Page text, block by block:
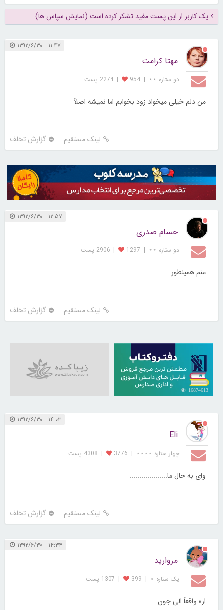
یک کاربر از این پست مفید تشکر کرده است (نمایش سپاس ها)
۱۱:۴۷ ۱۳۹۲/۶/۳۰
مهتا کرامت
دو ستاره ⋆⋆ |
954
| 2274 پست
من دلم خیلی میخواد زود بخوابم اما نمیشه اصلاً
لینک مستقیم گزارش تخلف
۱۲:۵۷ ۱۳۹۲/۶/۳۰
حسام صدری
دو ستاره ⋆⋆ |
1297
| 2906 پست
منم همینطور
لینک مستقیم گزارش تخلف
16874613
۱۴:۰۳ ۱۳۹۲/۶/۳۰
Eli
چهار ستاره ⋆⋆⋆⋆ |
3776
| 4308 پست
وای به حال ما...................
لینک مستقیم گزارش تخلف
۱۴:۳۴ ۱۳۹۲/۶/۳۰
مروارید
یک ستاره ⋆ |
399
| 1307 پست
اره واقعاً الی جون